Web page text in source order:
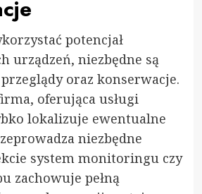
potencjał
urządzeń, niezbędne są
oraz konserwacje.
oferująca usługi
lokalizuje ewentualne
niezbędne
system monitoringu czy
zachowuje pełną